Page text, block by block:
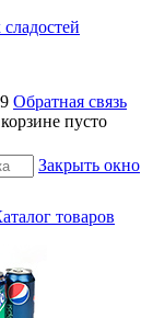
Обратная связь
пусто
Закрыть окно